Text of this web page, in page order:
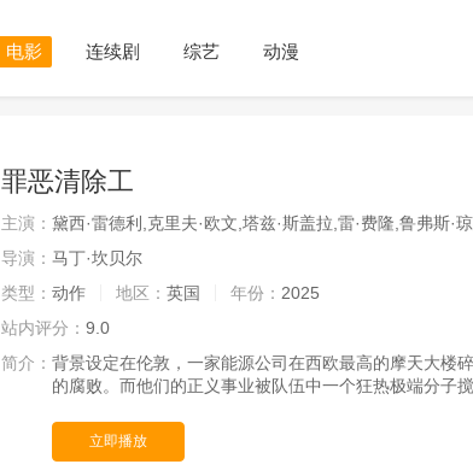
电影 连续剧 综艺 动漫
罪恶清除工
主演： 黛西·雷德利,克里夫·欧文,塔兹·斯盖拉,雷·费隆,鲁弗斯·
导演： 马丁·坎贝尔
类型： 动作 地区： 英国 年份： 2025
站内评分： 9.0
简介： 背景设定在伦敦，一家能源公司在西欧最高的摩天大楼
的腐败。而他们的正义事业被队伍中一个狂热极端分子
立即播放